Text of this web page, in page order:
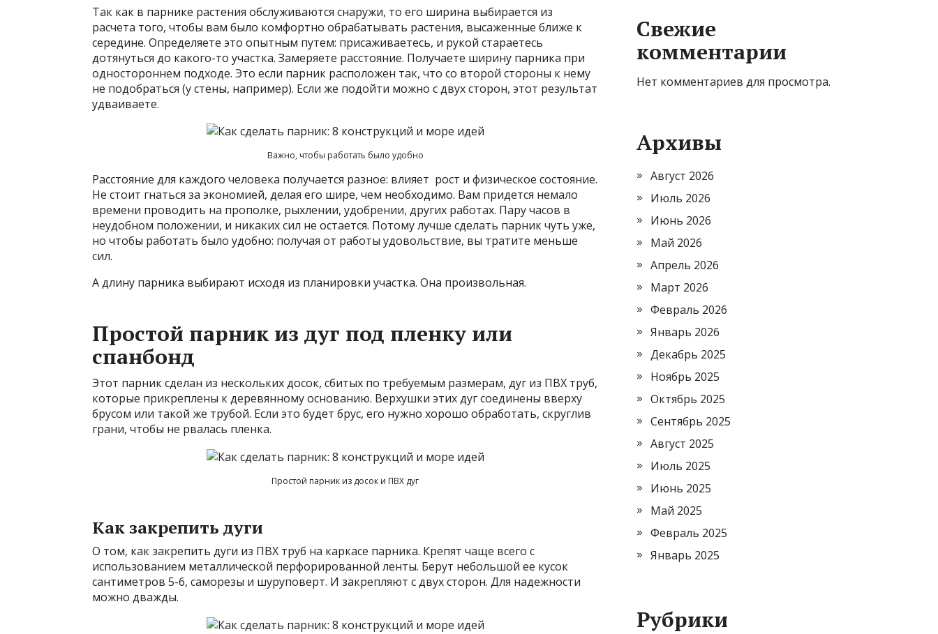
Так как в парнике растения обслуживаются снаружи, то его ширина выбирается из
расчета того, чтобы вам было комфортно обрабатывать растения, высаженные ближе к
середине. Определяете это опытным путем: присаживаетесь, и рукой стараетесь
дотянуться до какого-то участка. Замеряете расстояние. Получаете ширину парника при
одностороннем подходе. Это если парник расположен так, что со второй стороны к нему
не подобраться (у стены, например). Если же подойти можно с двух сторон, этот результат
удваиваете.
Важно, чтобы работать было удобно
Расстояние для каждого человека получается разное: влияет рост и физическое состояние.
Не стоит гнаться за экономией, делая его шире, чем необходимо. Вам придется немало
времени проводить на прополке, рыхлении, удобрении, других работах. Пару часов в
неудобном положении, и никаких сил не остается. Потому лучше сделать парник чуть уже,
но чтобы работать было удобно: получая от работы удовольствие, вы тратите меньше
сил.
А длину парника выбирают исходя из планировки участка. Она произвольная.
Простой парник из дуг под пленку или
спанбонд
Этот парник сделан из нескольких досок, сбитых по требуемым размерам, дуг из ПВХ труб,
которые прикреплены к деревянному основанию. Верхушки этих дуг соединены вверху
брусом или такой же трубой. Если это будет брус, его нужно хорошо обработать, скруглив
грани, чтобы не рвалась пленка.
Простой парник из досок и ПВХ дуг
Как закрепить дуги
О том, как закрепить дуги из ПВХ труб на каркасе парника. Крепят чаще всего с
использованием металлической перфорированной ленты. Берут небольшой ее кусок
сантиметров 5-6, саморезы и шуруповерт. И закрепляют с двух сторон. Для надежности
можно дважды.
Свежие
комментарии
Нет комментариев для просмотра.
Архивы
Август 2026
Июль 2026
Июнь 2026
Май 2026
Апрель 2026
Март 2026
Февраль 2026
Январь 2026
Декабрь 2025
Ноябрь 2025
Октябрь 2025
Сентябрь 2025
Август 2025
Июль 2025
Июнь 2025
Май 2025
Февраль 2025
Январь 2025
Рубрики